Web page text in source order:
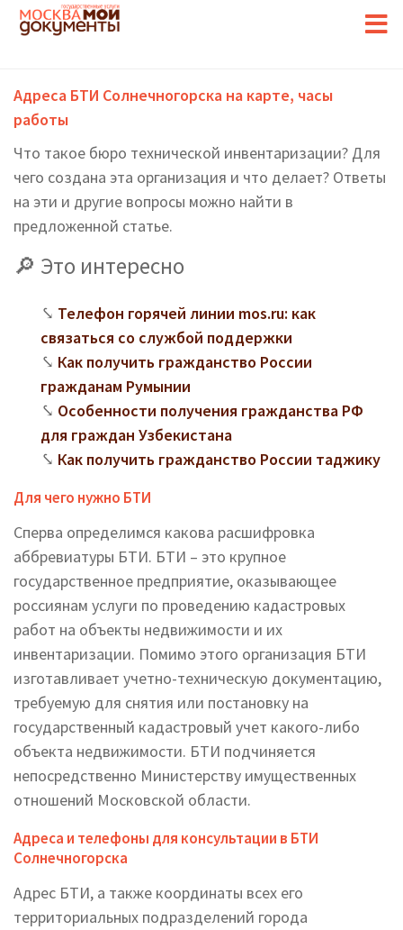
Адреса БТИ Солнечногорска на карте, часы
работы
Что такое бюро технической инвентаризации? Для
чего создана эта организация и что делает? Ответы
на эти и другие вопросы можно найти в
предложенной статье.
Это интересно
Телефон горячей линии mos.ru: как
связаться со службой поддержки
Как получить гражданство России
гражданам Румынии
Особенности получения гражданства РФ
для граждан Узбекистана
Как получить гражданство России таджику
Для чего нужно БТИ
Сперва определимся какова расшифровка
аббревиатуры БТИ. БТИ – это крупное
государственное предприятие, оказывающее
россиянам услуги по проведению кадастровых
работ на объекты недвижимости и их
инвентаризации. Помимо этого организация БТИ
изготавливает учетно-техническую документацию,
требуемую для снятия или постановку на
государственный кадастровый учет какого-либо
объекта недвижимости. БТИ подчиняется
непосредственно Министерству имущественных
отношений Московской области.
Адреса и телефоны для консультации в БТИ
Солнечногорска
Адрес БТИ, а также координаты всех его
территориальных подразделений города